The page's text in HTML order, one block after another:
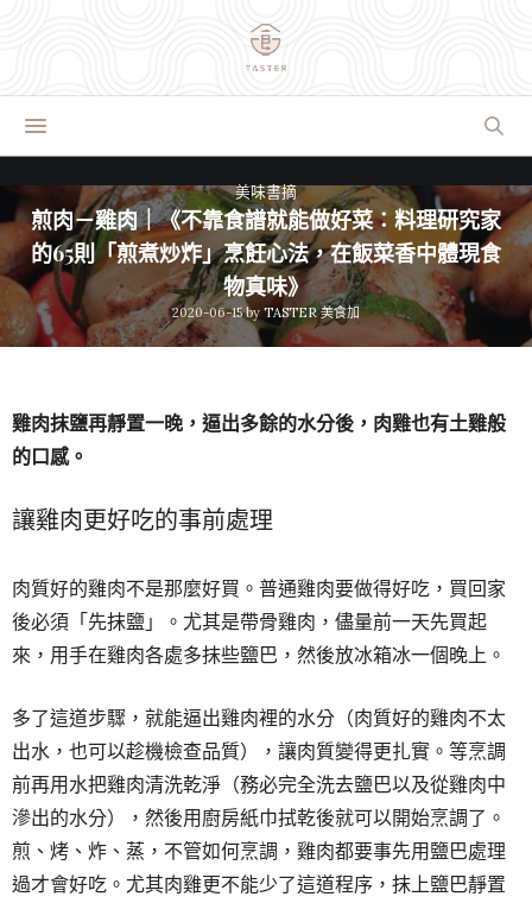
美味書摘
煎肉－雞肉｜《不靠食譜就能做好菜：料理研究家
的65則「煎煮炒炸」烹飪心法，在飯菜香中體現食
物真味》
2020-06-15 by TASTER 美食加
雞肉抹鹽再靜置一晚，逼出多餘的水分後，肉雞也有土雞般
的口感。
讓雞肉更好吃的事前處理
肉質好的雞肉不是那麼好買。普通雞肉要做得好吃，買回家
後必須「先抹鹽」。尤其是帶骨雞肉，儘量前一天先買起
來，用手在雞肉各處多抹些鹽巴，然後放冰箱冰一個晚上。
多了這道步驟，就能逼出雞肉裡的水分（肉質好的雞肉不太
出水，也可以趁機檢查品質），讓肉質變得更扎實。等烹調
前再用水把雞肉清洗乾淨（務必完全洗去鹽巴以及從雞肉中
滲出的水分），然後用廚房紙巾拭乾後就可以開始烹調了。
煎、烤、炸、蒸，不管如何烹調，雞肉都要事先用鹽巴處理
過才會好吃。尤其肉雞更不能少了這道程序，抹上鹽巴靜置